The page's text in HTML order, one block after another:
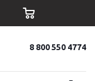
8 800 550 4774